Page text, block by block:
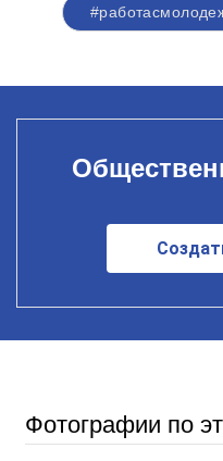
Фотографии по